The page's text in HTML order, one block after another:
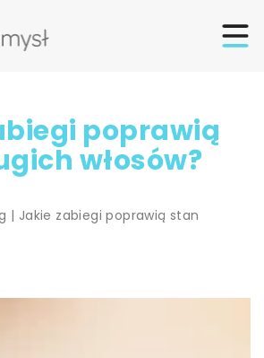
poprawią
włosów?
| Jakie zabiegi poprawią stan